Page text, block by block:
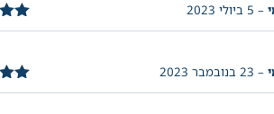
דורג
– 5 ביולי 2023
דורג
– 23 בנובמבר 2023